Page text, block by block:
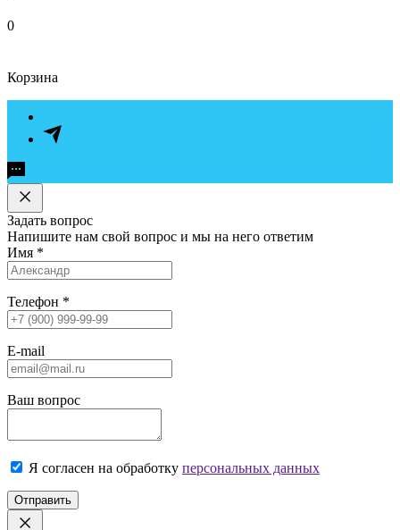
0
Корзина
Задать вопрос
Напишите нам свой вопрос и мы на него ответим
Имя *
Телефон *
E-mail
Ваш вопрос
Я согласен на обработку персональных данных
Отправить